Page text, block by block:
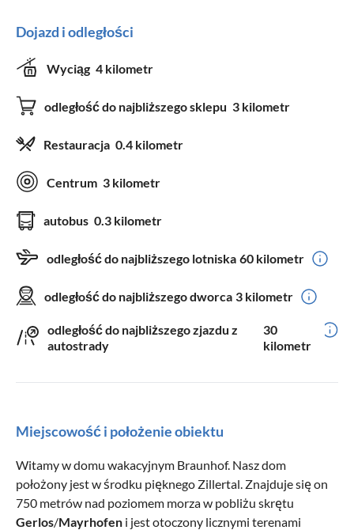
Dojazd i odległości
Wyciąg 4 kilometr
odległość do najbliższego sklepu 3 kilometr
Restauracja 0.4 kilometr
Centrum 3 kilometr
autobus 0.3 kilometr
odległość do najbliższego lotniska 60 kilometr
odległość do najbliższego dworca 3 kilometr
odległość do najbliższego zjazdu z
autostrady
30
kilometr
Miejscowość i położenie obiektu
Witamy w domu wakacyjnym Braunhof. Nasz dom
położony jest w środku pięknego Zillertal. Znajduje się on
750 metrów nad poziomem morza w pobliżu skrętu
Gerlos/Mayrhofen i jest otoczony licznymi terenami